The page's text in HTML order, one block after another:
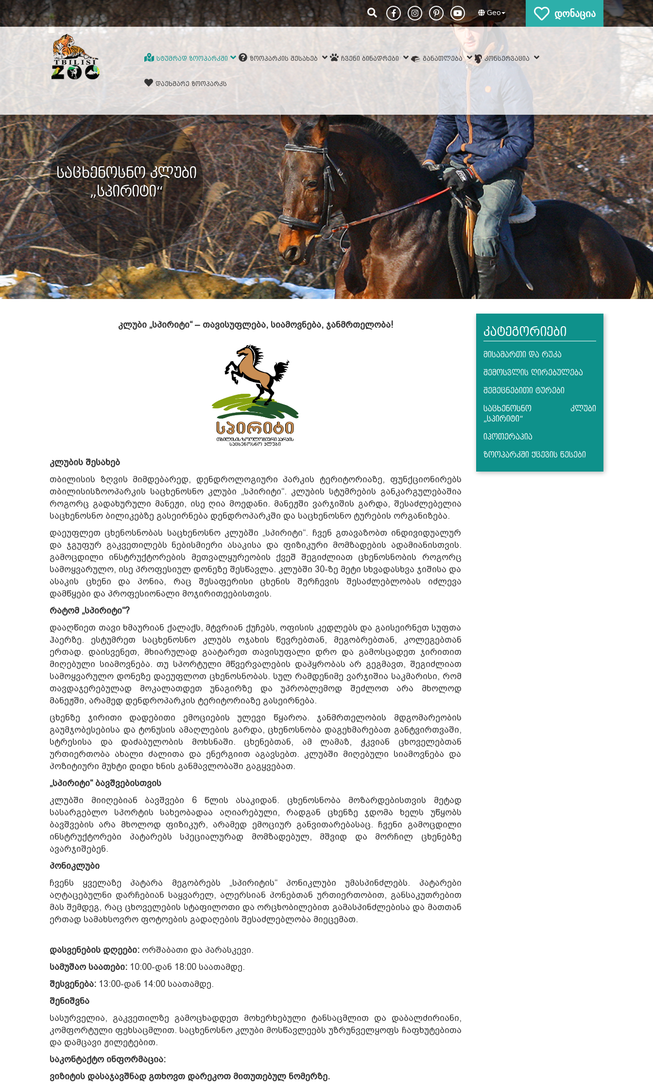
დონაცია
Geo
ᲡᲢᲣᲛᲠᲐᲓ ᲖᲝᲝᲞᲐᲠᲙᲨᲘ ᲖᲝᲝᲞᲐᲠᲙᲘᲡ ᲨᲔᲡᲐᲮᲔᲑ ᲩᲕᲔᲜᲘ ᲑᲘᲜᲐᲓᲠᲔᲑᲘ ᲒᲐᲜᲐᲗᲚᲔᲑᲐ ᲙᲝᲜᲡᲔᲠᲕᲐᲪᲘᲐ
ᲓᲐᲔᲮᲛᲐᲠᲔ ᲖᲝᲝᲞᲐᲠᲙᲡ
საცხენოსნო კლუბი
„სპირიტი“
კლუბი „სპირიტი“ – თავისუფლება, სიამოვნება, ჯანმრთელობა!
კლუბის შესახებ
თბილისის ზღვის მიმდებარედ, დენდროლოგიური პარკის ტერიტორიაზე, ფუნქციონირებს
თბილისისზოოპარკის საცხენოსნო კლუბი „სპირიტი“. კლუბის სტუმრების განკარგულებაშია
როგორც გადახურული მანეჟი, ისე ღია მოედანი. მანეჟში ვარჯიშის გარდა, შესაძლებელია
საცხენოსნო ბილიკებზე გასეირნება დენდროპარკში და საცხენოსნო ტურების ორგანიზება.
დაეუფლეთ ცხენოსნობას საცხენოსნო კლუბში „სპირიტი“. ჩვენ გთავაზობთ ინდივიდუალურ
და ჯგუფურ გაკვეთილებს ნებისმიერი ასაკისა და ფიზიკური მომზადების ადამიანისთვის.
გამოცდილი ინსტრუქტორების მეთვალყურეობის ქვეშ შეგიძლიათ ცხენოსნობის როგორც
სამოყვარულო, ისე პროფესიულ დონეზე შესწავლა. კლუბში 30-ზე მეტი სხვადასხვა ჯიშისა და
ასაკის ცხენი და პონია, რაც შესაფერისი ცხენის შერჩევის შესაძლებლობას იძლევა
დამწყები და პროფესიონალი მოჯირითეებისთვის.
რატომ „სპირიტი“?
დააღწიეთ თავი ხმაურიან ქალაქს, მტვრიან ქუჩებს, ოფისის კედლებს და გაისეირნეთ სუფთა
ჰაერზე. ესტუმრეთ საცხენოსნო კლუბს ოჯახის წევრებთან, მეგობრებთან, კოლეგებთან
ერთად. დაისვენეთ, მხიარულად გაატარეთ თავისუფალი დრო და გამოსცადეთ ჯირითით
მიღებული სიამოვნება. თუ სპორტული მწვერვალების დაპყრობას არ გეგმავთ, შეგიძლიათ
სამოყვარულო დონეზე დაეუფლოთ ცხენოსნობას. სულ რამდენიმე ვარჯიშია საკმარისი, რომ
თავდაჯერებულად მოკალათდეთ უნაგირზე და უპრობლემოდ შეძლოთ არა მხოლოდ
მანეჟში, არამედ დენდროპარკის ტერიტორიაზე გასეირნება.
ცხენზე ჯირითი დადებითი ემოციების ულევი წყაროა. ჯანმრთელობის მდგომარეობის
გაუმჯობესებისა და ტონუსის ამაღლების გარდა, ცხენოსნობა დაგეხმარებათ განტვირთვაში,
სტრესისა და დაძაბულობის მოხსნაში. ცხენებთან, ამ ლამაზ, ჭკვიან ცხოველებთან
ურთიერთობა ახალი ძალითა და ენერგიით აგავსებთ. კლუბში მიღებული სიამოვნება და
პოზიტიური მუხტი დიდი ხნის განმავლობაში გაგყვებათ.
„სპირიტი“ ბავშვებისთვის
კლუბში მიიღებიან ბავშვები 6 წლის ასაკიდან. ცხენოსნობა მოზარდებისთვის მეტად
სასარგებლო სპორტის სახეობადაა აღიარებული, რადგან ცხენზე ჯდომა ხელს უწყობს
ბავშვების არა მხოლოდ ფიზიკურ, არამედ ემოციურ განვითარებასაც. ჩვენი გამოცდილი
ინსტრუქტორები პატარებს სპეციალურად მომზადებულ, მშვიდ და მორჩილ ცხენებზე
ავარჯიშებენ.
პონიკლუბი
ჩვენს ყველაზე პატარა მეგობრებს „სპირიტის“ პონიკლუბი უმასპინძლებს. პატარები
აღტაცებულნი დარჩებიან საყვარელ, ალერსიან პონებთან ურთიერთობით, განსაკუთრებით
მას შემდეგ, რაც ცხოველების სტაფილოთი და ორცხობილებით გამასპინძლებისა და მათთან
ერთად სამახსოვრო ფოტოების გადაღების შესაძლებლობა მიეცემათ.
დასვენების დღეები: ორშაბათი და პარასკევი.
სამუშაო საათები: 10:00-დან 18:00 საათამდე.
შესვენება: 13:00-დან 14:00 საათამდე.
შენიშვნა
სასურველია, გაკვეთილზე გამოცხადდეთ მოხერხებული ტანსაცმლით და დაბალძირიანი,
კომფორტული ფეხსაცმლით. საცხენოსნო კლუბი მოსწავლეებს უზრუნველყოფს ჩაფხუტებითა
და დამცავი ჟილეტებით.
საკონტაქტო ინფორმაცია:
ვიზიტის დასაჯავშნად გთხოვთ დარეკოთ მითუთებულ ნომერზე.
კატეგორიები
მისამართი და რუკა
შემოსვლის ღირებულება
შემეცნებითი ტურები
საცხენოსნო კლუბი
„სპირიტი“
იპოთერაპია
ზოოპარკში ქცევის წესები